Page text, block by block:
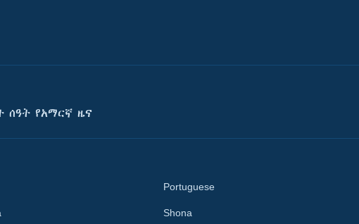
ሰዓት የአማርኛ ዜና
Portuguese
Shona